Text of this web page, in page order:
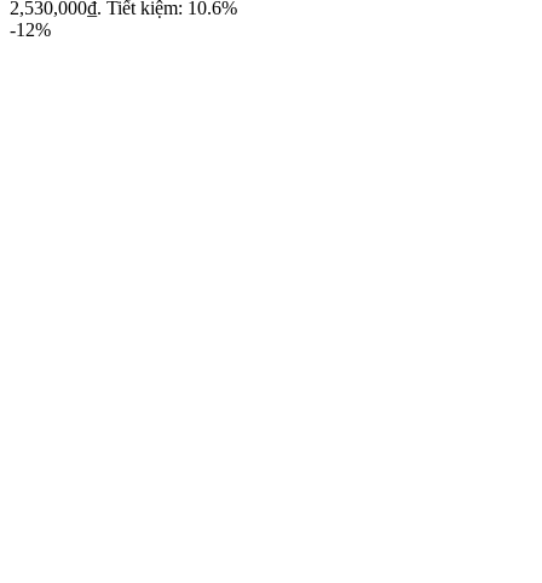
2,530,000₫. Tiết kiệm: 10.6%
-12%